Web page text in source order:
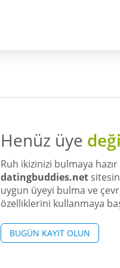
Henüz üye
Ruh ikizinizi bulmaya hazır
datingbuddies.net
uygun üyeyi bulma ve
özelliklerini kullanmaya
BUGÜN KAYIT OLUN